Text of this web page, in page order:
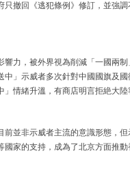
撤回《逃犯條例》修訂，並強
力，被外界視為削減「一國兩
」示威者多次針對中國國旗及
情緒升溫，有商店明言拒絶大陸
並非示威者主流的意識形態，但
家的支持，成為了北京方面推動